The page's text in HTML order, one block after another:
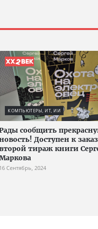
КОМПЬЮТЕРЫ, ИТ, ИИ
сообщить
Доступен к
тираж книги
16 Сентябрь, 2024